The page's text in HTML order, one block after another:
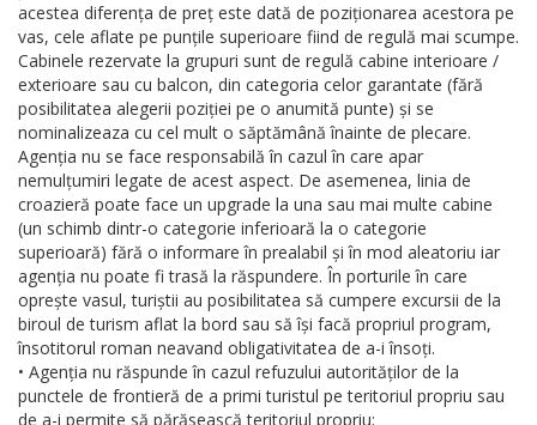
acestea diferența de preț este dată de poziționarea acestora pe
vas, cele aflate pe punțile superioare fiind de regulă mai scumpe.
Cabinele rezervate la grupuri sunt de regulă cabine interioare /
exterioare sau cu balcon, din categoria celor garantate (fără
posibilitatea alegerii poziției pe o anumită punte) și se
nominalizeaza cu cel mult o săptămână înainte de plecare.
Agenția nu se face responsabilă în cazul în care apar
nemulțumiri legate de acest aspect. De asemenea, linia de
croazieră poate face un upgrade la una sau mai multe cabine
(un schimb dintr-o categorie inferioară la o categorie
superioară) fără o informare în prealabil și în mod aleatoriu iar
agenția nu poate fi trasă la răspundere. În porturile în care
oprește vasul, turiștii au posibilitatea să cumpere excursii de la
biroul de turism aflat la bord sau să își facă propriul program,
însotitorul roman neavand obligativitatea de a-i însoți.
• Agenția nu răspunde în cazul refuzului autorităților de la
punctele de frontieră de a primi turistul pe teritoriul propriu sau
de a-i permite să părăsească teritoriul propriu;